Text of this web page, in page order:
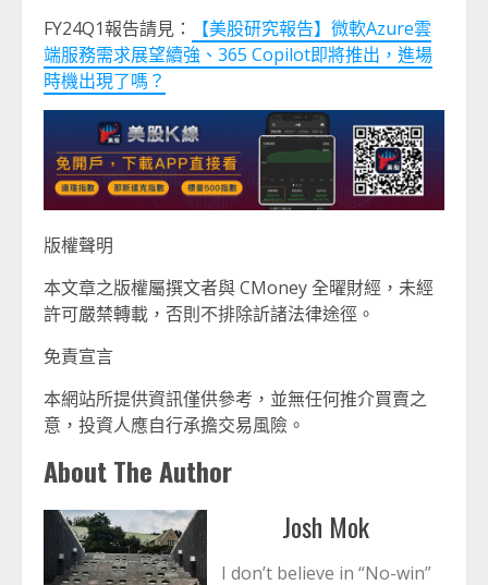
FY24Q1報告請見：
【美股研究報告】微軟Azure雲
端服務需求展望續強、365 Copilot即將推出，進場
時機出現了嗎？
版權聲明
本文章之版權屬撰文者與 CMoney 全曜財經，未經
許可嚴禁轉載，否則不排除訢諸法律途徑。
免責宣言
本網站所提供資訊僅供參考，並無任何推介買賣之
意，投資人應自行承擔交易風險。
About The Author
Josh Mok
I don’t believe in “No-win”